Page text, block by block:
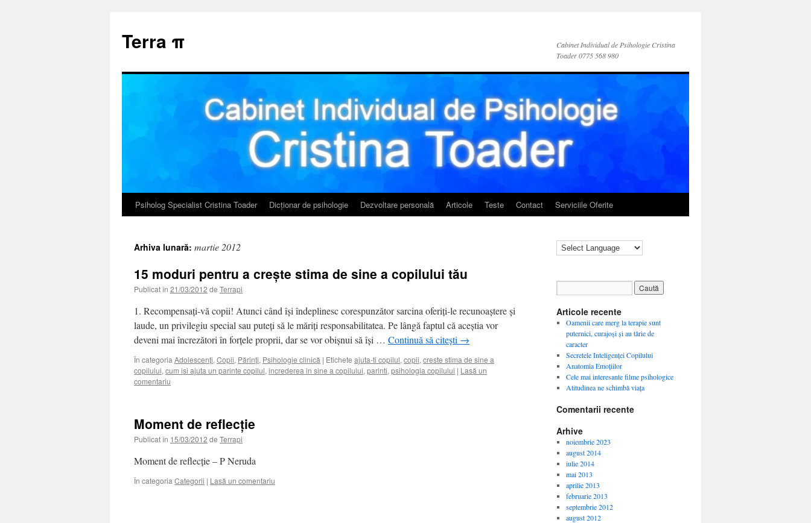
conținut
Terra π
Cabinet Individual de Psihologie Cristina
Toader 0775 568 980
Psiholog Specialist Cristina Toader Dicționar de psihologie Dezvoltare personală Articole Teste Contact Serviciile Oferite
Arhiva lunară: martie 2012
15 moduri pentru a crește stima de sine a copilului tău
Publicat în 21/03/2012 de Terrapi
1. Recompensați-vă copii! Atunci când își îndeplinesc corespunzător sarcina oferiți-le recunoaștere și
laude, un privilegiu special sau puteți să le măriți responsabilitatea. Pe lângă faptul că aceștia vor
deveni mai încrezători în forțele proprii, dar se vor obișnui să își … Continuă să citești →
În categoria Adolescenți, Copii, Părinți, Psihologie clinică | Etichete ajuta-ti copilul, copii, creste stima de sine a
copilului, cum isi ajuta un parinte copilul, increderea in sine a copilului, parinti, psihologia copilului | Lasă un
comentariu
Moment de reflecție
Publicat în 15/03/2012 de Terrapi
Moment de reflecție – P Neruda
În categoria Categorii | Lasă un comentariu
Articole recente
Oamenii care merg la terapie sunt
puternici, curajoși și au tărie de
caracter
Secretele Inteligenței Copilului
Anatomia Emoțiilor
Cele mai interesante filme psihologice
Atitudinea ne schimbă viața
Comentarii recente
Arhive
noiembrie 2023
august 2014
iulie 2014
mai 2013
aprilie 2013
februarie 2013
septembrie 2012
august 2012